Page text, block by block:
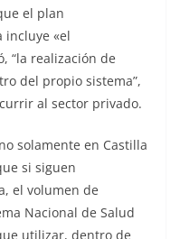
el plan
incluye «el
“la realización de
del propio sistema”,
al sector privado.
solamente en Castilla
si siguen
el volumen de
Nacional de Salud
utilizar, dentro de